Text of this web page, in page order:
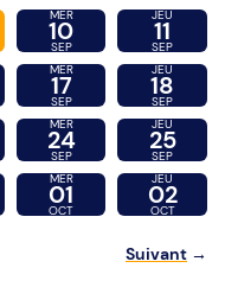
MER
10
SEP
JEU
11
SEP
MER
17
SEP
JEU
18
SEP
MER
24
SEP
JEU
25
SEP
MER
01
OCT
JEU
02
OCT
Suivant →